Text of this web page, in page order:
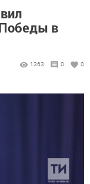
в
1363 0 0